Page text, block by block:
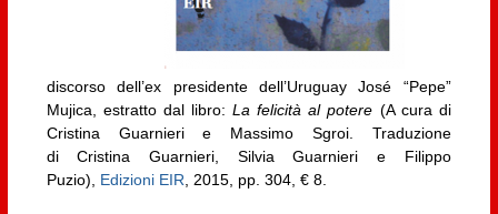
discorso dell’ex presidente dell’Uruguay José “Pepe”
Mujica, estratto dal libro: La felicità al potere (A cura di
Cristina Guarnieri e Massimo Sgroi. Traduzione
di Cristina Guarnieri, Silvia Guarnieri e Filippo
Puzio), Edizioni EIR , 2015, pp. 304, € 8.